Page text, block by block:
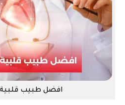
افضل طبيب